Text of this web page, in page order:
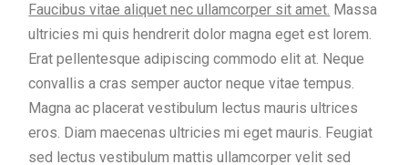
Faucibus vitae aliquet nec ullamcorper sit amet. Massa
ultricies mi quis hendrerit dolor magna eget est lorem.
Erat pellentesque adipiscing commodo elit at. Neque
convallis a cras semper auctor neque vitae tempus.
Magna ac placerat vestibulum lectus mauris ultrices
eros. Diam maecenas ultricies mi eget mauris. Feugiat
sed lectus vestibulum mattis ullamcorper velit sed